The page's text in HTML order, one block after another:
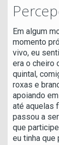
Em algum
momento
vivo, eu
era o cheiro
quintal,
roxas e
apoiando
até aquelas
passou a
que
eu tinha que